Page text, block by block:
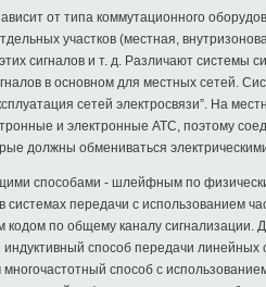
от типа коммутационного
участков (местная,
сигналов и т. д. Различают
в основном для местных сетей.
сетей электросвязи”. На
и электронные АТС, поэтому
должны обмениваться
способами - шлейфным по
системах передачи с использованием
по общему каналу сигнализации.
способ передачи
способ с